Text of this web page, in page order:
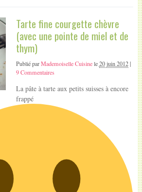
Tarte fine courgette chèvre
(avec une pointe de miel et de
thym)
Publié parMademoiselle Cuisinele20 juin 2012|
9 Commentaires
La pâte à tarte aux petits suisses à encore
frappé